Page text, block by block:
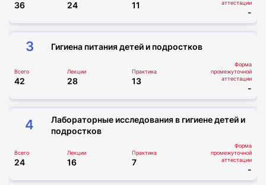
36 24 11 аттестации
-
3 Гигиена питания детей и подростков
Всего
42
Лекции
28
Практика
13
Форма
промежуточной
аттестации
-
4
Лабораторные исследования в гигиене детей и
подростков
Всего
24
Лекции
16
Практика
7
Форма
промежуточной
аттестации
-